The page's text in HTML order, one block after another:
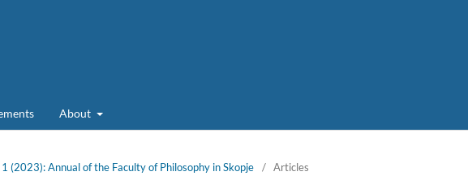
About
(2023): Annual of the Faculty of Philosophy in Skopje / Articles